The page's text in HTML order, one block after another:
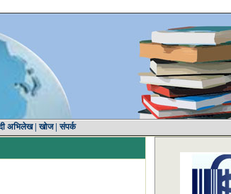
अभिलेख| खोज| संपर्क